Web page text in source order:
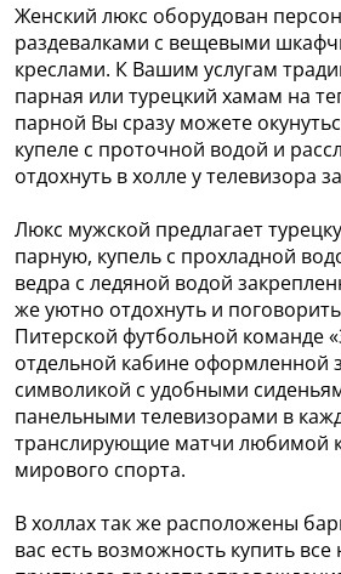
Женский люкс оборудован
раздевалками с вещевыми
креслами. К Вашим услугам
парная или турецкий хамам на
парной Вы сразу можете
купеле с проточной водой и
отдохнуть в холле у телевизора
Люкс мужской предлагает
парную, купель с прохладной
ведра с ледяной водой
же уютно отдохнуть и
Питерской футбольной команде
отдельной кабине оформленной
символикой с удобными
панельными телевизорами в
транслирующие матчи любимой
мирового спорта.
В холлах так же расположены
вас есть возможность купить